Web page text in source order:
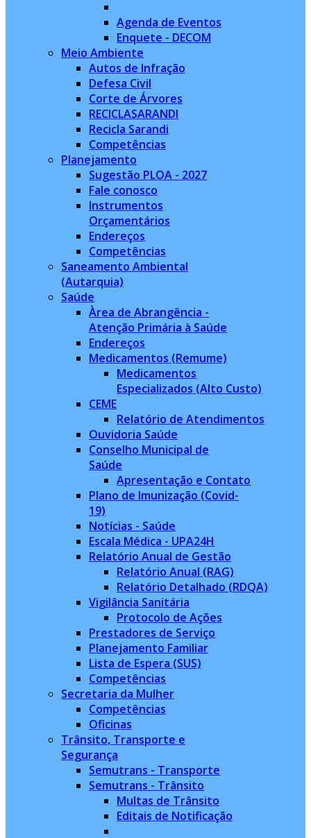
Agenda de Eventos
Enquete - DECOM
Meio Ambiente
Autos de Infração
Defesa Civil
Corte de Árvores
RECICLASARANDI
Recicla Sarandi
Competências
Planejamento
Sugestão PLOA - 2027
Fale conosco
Instrumentos
Orçamentários
Endereços
Competências
Saneamento Ambiental
(Autarquia)
Saúde
Àrea de Abrangência -
Atenção Primária à Saúde
Endereços
Medicamentos (Remume)
Medicamentos
Especializados (Alto Custo)
CEME
Relatório de Atendimentos
Ouvidoria Saúde
Conselho Municipal de
Saúde
Apresentação e Contato
Plano de Imunização (Covid-
19)
Notícias - Saúde
Escala Médica - UPA24H
Relatório Anual de Gestão
Relatório Anual (RAG)
Relatório Detalhado (RDQA)
Vigilância Sanitária
Protocolo de Ações
Prestadores de Serviço
Planejamento Familiar
Lista de Espera (SUS)
Competências
Secretaria da Mulher
Competências
Oficinas
Trânsito, Transporte e
Segurança
Semutrans - Transporte
Semutrans - Trânsito
Multas de Trânsito
Editais de Notificação